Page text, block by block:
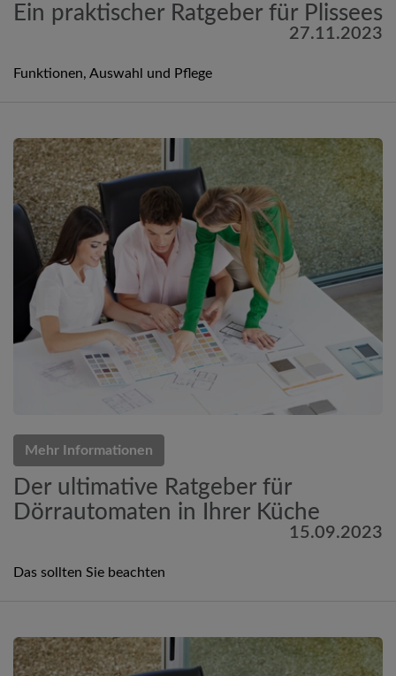
Ein praktischer Ratgeber für Plissees
27.11.2023
Funktionen, Auswahl und Pflege
Mehr Informationen
Der ultimative Ratgeber für
Dörrautomaten in Ihrer Küche
15.09.2023
Das sollten Sie beachten